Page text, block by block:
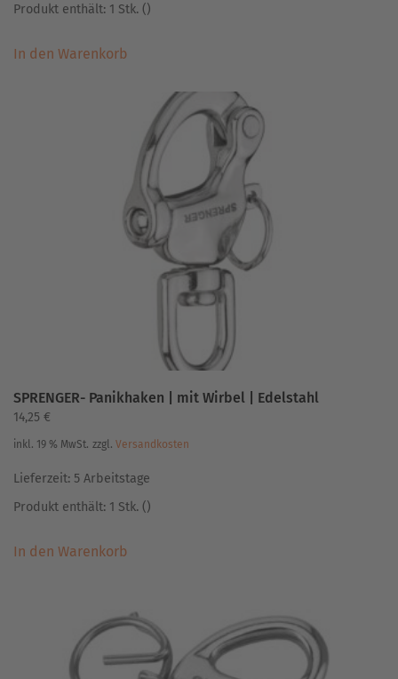
Produkt enthält: 1 Stk. ()
In den Warenkorb
SPRENGER- Panikhaken | mit Wirbel | Edelstahl
14,25 €
inkl. 19 % MwSt. zzgl. Versandkosten
Lieferzeit: 5 Arbeitstage
Produkt enthält: 1 Stk. ()
In den Warenkorb